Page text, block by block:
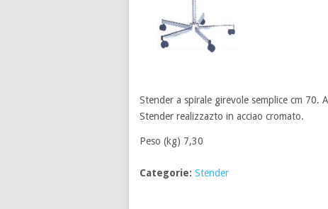
Stender a spirale girevole semplice cm 70.
Stender realizzazto in acciao cromato.
Peso (kg) 7,30
Categorie: Stender